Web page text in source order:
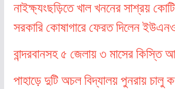
নাইক্ষ্যংছড়িতে খাল খননের সাশ্রয় কোটি
সরকারি কোষাগারে ফেরত দিলেন
বান্দরবানসহ ৫ জেলায় ৩ মাসের কিস্তি
পাহাড়ে দুটি অচল বিদ্যালয় পুনরায় চালু